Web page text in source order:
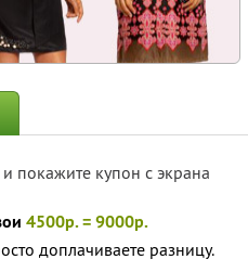
и покажите купон с экрана
4500р. = 9000р.
доплачиваете разницу.